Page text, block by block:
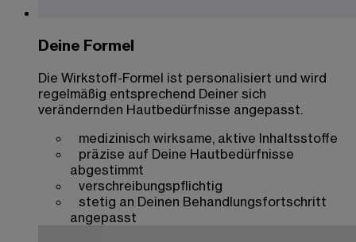
Deine Formel
Die Wirkstoff-Formel ist personalisiert und wird
regelmäßig entsprechend Deiner sich
verändernden Hautbedürfnisse angepasst.
medizinisch wirksame, aktive Inhaltsstoffe
präzise auf Deine Hautbedürfnisse
abgestimmt
verschreibungspflichtig
stetig an Deinen Behandlungsfortschritt
angepasst